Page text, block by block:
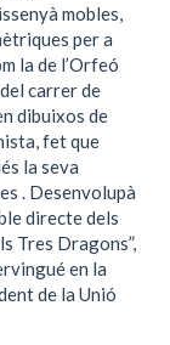
mobles,
per a
la de l’Orfeó
carrer de
dibuixos de
fet que
la seva
. Desenvolupà
directe dels
Tres Dragons”,
en la
de la Unió